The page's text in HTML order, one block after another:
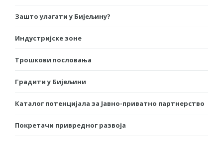
Зашто улагати у Бијељину?
Индустријске зоне
Трошкови пословања
Градити у Бијељини
Каталог потенцијала за Јавно-приватно партнерство
Покретачи привредног развоја